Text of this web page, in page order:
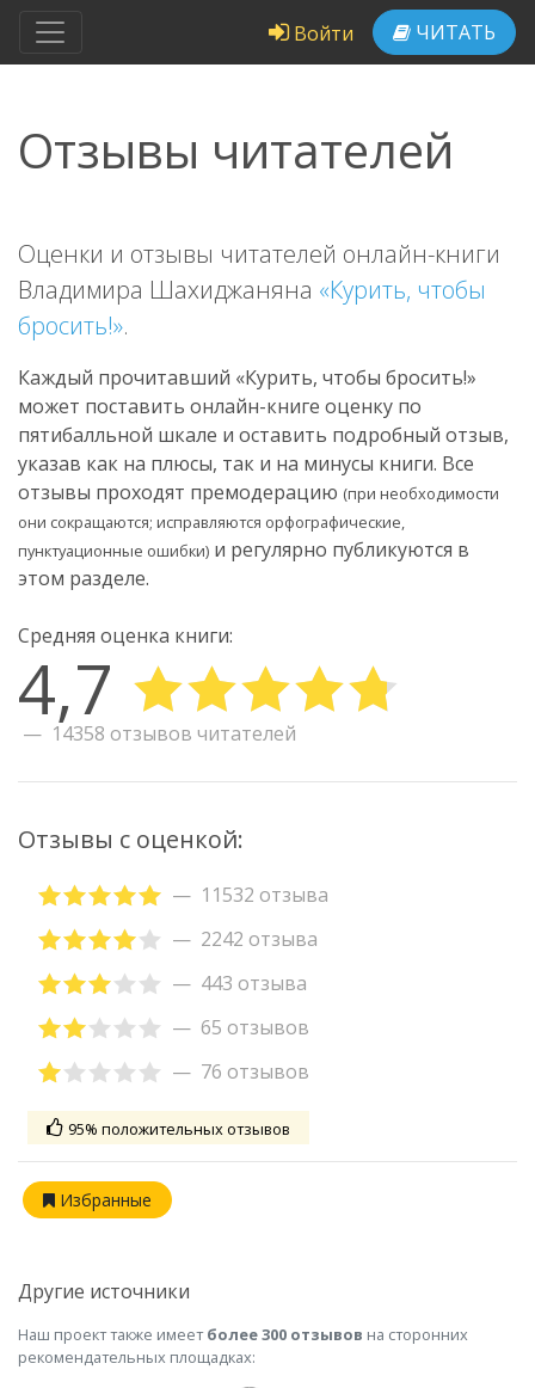
Войти ЧИТАТЬ
Отзывы читателей
Оценки и отзывы читателей онлайн-книги
Владимира Шахиджаняна «Курить, чтобы
бросить!».
Каждый прочитавший «Курить, чтобы бросить!»
может поставить онлайн-книге оценку по
пятибалльной шкале и оставить подробный отзыв,
указав как на плюсы, так и на минусы книги. Все
отзывы проходят премодерацию (при необходимости
они сокращаются; исправляются орфографические,
пунктуационные ошибки) и регулярно публикуются в
этом разделе.
Средняя оценка книги:
4,7
14358 отзывов читателей
Отзывы с оценкой:
11532 отзыва
2242 отзыва
443 отзыва
65 отзывов
76 отзывов
95% положительных отзывов
Избранные
Другие источники
Наш проект также имеетболее 300 отзывов на сторонних
рекомендательных площадках: